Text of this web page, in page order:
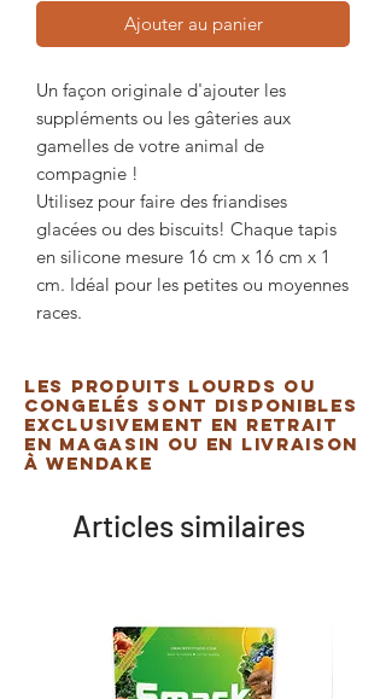
Ajouter au panier
Un façon originale d'ajouter les
suppléments ou les gâteries aux
gamelles de votre animal de
compagnie !
Utilisez pour faire des friandises
glacées ou des biscuits! Chaque tapis
en silicone mesure 16 cm x 16 cm x 1
cm. Idéal pour les petites ou moyennes
races.
Les produits lourds ou
congelés sont disponibles
exclusivement en retrait
en magasin ou en livraison
à Wendake
Articles similaires